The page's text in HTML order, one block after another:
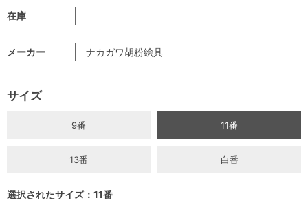
在庫
メーカー ナカガワ胡粉絵具
サイズ
9番 11番
13番 白番
選択されたサイズ：11番